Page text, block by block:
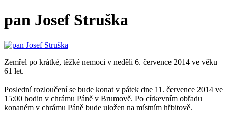
pan Josef Struška
Zemřel po krátké, těžké nemoci v neděli 6. července 2014 ve věku
61 let.
Poslední rozloučení se bude konat v pátek dne 11. července 2014 ve
15:00 hodin v chrámu Páně v Brumově. Po církevním obřadu
konaném v chrámu Páně bude uložen na místním hřbitově.